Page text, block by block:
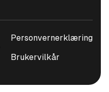
Personvernerklæring
Brukervilkår